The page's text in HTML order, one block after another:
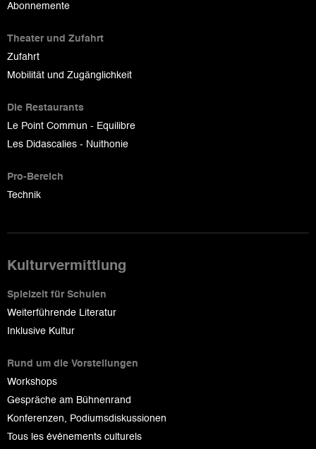
Abonnemente
Theater und Zufahrt
Zufahrt
Mobilität und Zugänglichkeit
Die Restaurants
Le Point Commun - Equilibre
Les Didascalies - Nuithonie
Pro-Bereich
Technik
Kulturvermittlung
Spielzeit für Schulen
Weiterführende Literatur
Inklusive Kultur
Rund um die Vorstellungen
Workshops
Gespräche am Bühnenrand
Konferenzen, Podiumsdiskussionen
Tous les événements culturels